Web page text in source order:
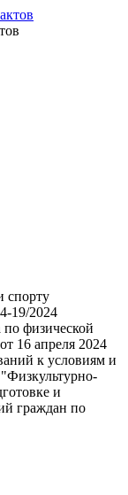
спорту
19/2024
физической
16 апреля 2024
к условиям и
"Физкультурно-
и
граждан по